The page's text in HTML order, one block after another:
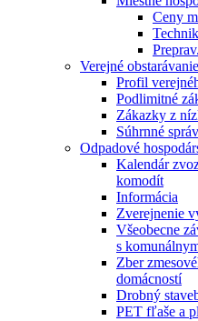
Ceny
Verejné obstarávanie
Profil
Podlimitné
Zákazky z
Súhrnné
Odpadové
Kalendár
komodít
Informácia
Zverejnenie
Všeobecne
s
Zber
domácností
Drobný
PET fľaše a